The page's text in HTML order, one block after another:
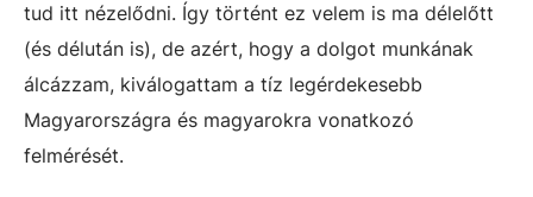
tud itt nézelődni. Így történt ez velem is ma délelőtt
(és délután is), de azért, hogy a dolgot munkának
álcázzam, kiválogattam a tíz legérdekesebb
Magyarországra és magyarokra vonatkozó
felmérését.